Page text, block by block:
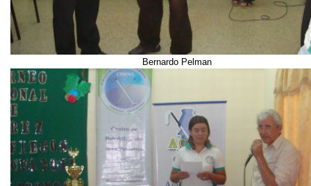
Bernardo Pelman